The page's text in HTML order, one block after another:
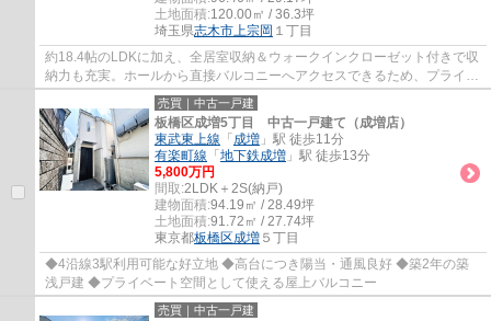
土地面積:120.00㎡ / 36.3坪
埼玉県志木市上宗岡 １丁目
約18.4帖のLDKに加え、全居室収納＆ウォークインクローゼット付きで収
納力も充実。ホールから直接バルコニーへアクセスできるため、プライバ
シーに配慮しながら洗濯物を干せる、使い勝...
売買｜中古一戸建
板橋区成増5丁目 中古一戸建て（成増店）
東武東上線 「 成増 」駅 徒歩11分
有楽町線 「 地下鉄成増 」駅 徒歩13分
5,800万円
間取:2LDK＋2S(納戸)
建物面積:94.19㎡ / 28.49坪
土地面積:91.72㎡ / 27.74坪
東京都板橋区成増 ５丁目
◆4沿線3駅利用可能な好立地 ◆高台につき陽当・通風良好 ◆築2年の築
浅戸建 ◆プライベート空間として使える屋上バルコニー
売買｜中古一戸建